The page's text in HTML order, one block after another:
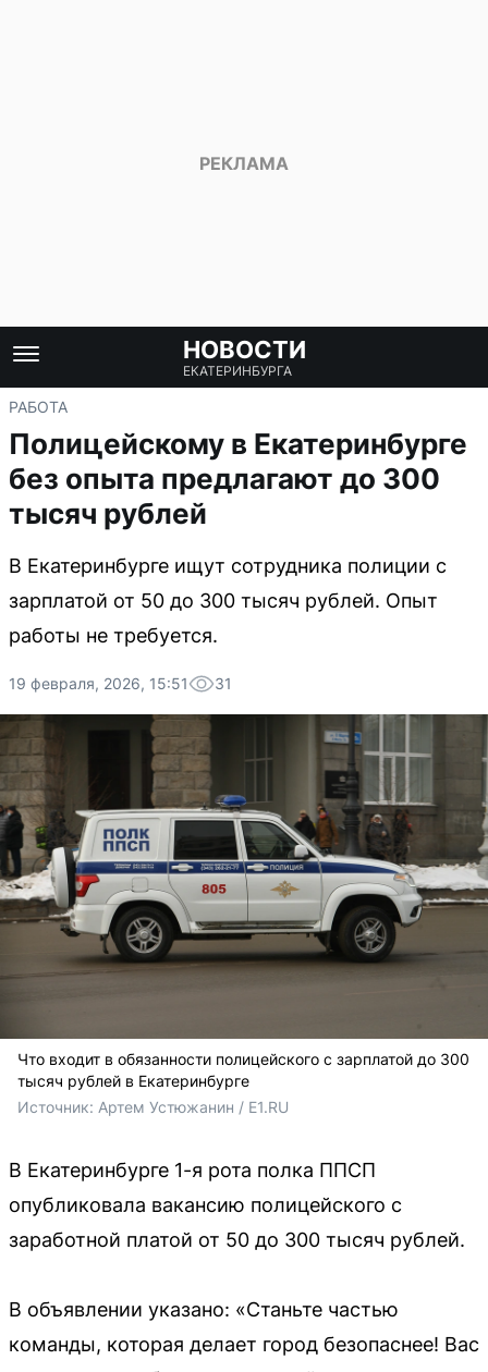
НОВОСТИ
ЕКАТЕРИНБУРГА
РАБОТА
Полицейскому в Екатеринбурге
без опыта предлагают до 300
тысяч рублей
В Екатеринбурге ищут сотрудника полиции с
зарплатой от 50 до 300 тысяч рублей. Опыт
работы не требуется.
19 февраля, 2026, 15:51 31
Что входит в обязанности полицейского с зарплатой до 300
тысяч рублей в Екатеринбурге
Источник: Артем Устюжанин / E1.RU
В Екатеринбурге 1-я рота полка ППСП
опубликовала вакансию полицейского с
заработной платой от 50 до 300 тысяч рублей.
В объявлении указано: «Станьте частью
команды, которая делает город безопаснее! Вас